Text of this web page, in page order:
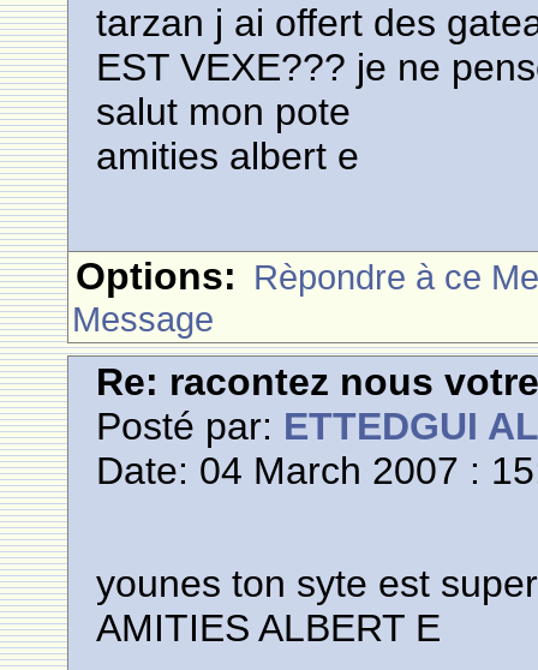
tarzan j ai offert des
EST VEXE??? je ne
salut mon pote
amities albert e
Options: Rèpondre à ce
Message
Re: racontez nous
Posté par: ETTEDGUI
Date: 04 March 2007 :
younes ton syte est
AMITIES ALBERT E